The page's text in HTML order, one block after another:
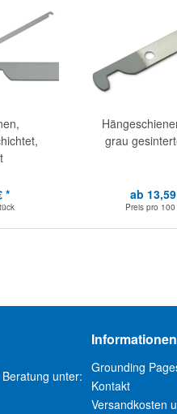
*
grau
ab
Preis pro
unter:
Informationen
Grounding
Kontakt
Versandkosten